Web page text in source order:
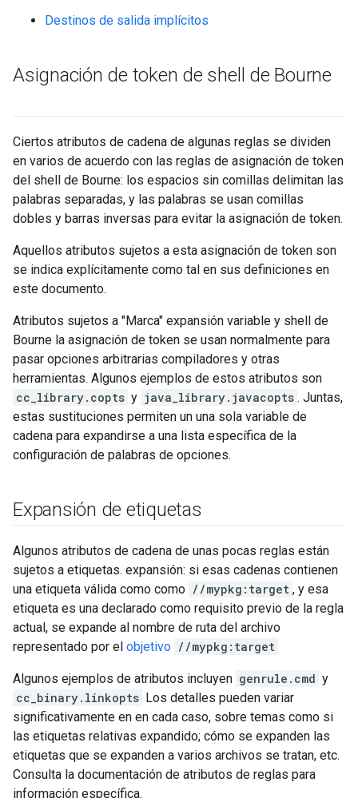
Destinos de salida implícitos
Asignación de token de shell de Bourne
Ciertos atributos de cadena de algunas reglas se dividen
en varios de acuerdo con las reglas de asignación de token
del shell de Bourne: los espacios sin comillas delimitan las
palabras separadas, y las palabras se usan comillas
dobles y barras inversas para evitar la asignación de token.
Aquellos atributos sujetos a esta asignación de token son
se indica explícitamente como tal en sus definiciones en
este documento.
Atributos sujetos a "Marca" expansión variable y shell de
Bourne la asignación de token se usan normalmente para
pasar opciones arbitrarias compiladores y otras
herramientas. Algunos ejemplos de estos atributos son
cc_library.copts y java_library.javacopts . Juntas,
estas sustituciones permiten un una sola variable de
cadena para expandirse a una lista específica de la
configuración de palabras de opciones.
Expansión de etiquetas
Algunos atributos de cadena de unas pocas reglas están
sujetos a etiquetas. expansión: si esas cadenas contienen
una etiqueta válida como como //mypkg:target , y esa
etiqueta es una declarado como requisito previo de la regla
actual, se expande al nombre de ruta del archivo
representado por el objetivo //mypkg:target
Algunos ejemplos de atributos incluyen genrule.cmd y
cc_binary.linkopts Los detalles pueden variar
significativamente en en cada caso, sobre temas como si
las etiquetas relativas expandido; cómo se expanden las
etiquetas que se expanden a varios archivos se tratan, etc.
Consulta la documentación de atributos de reglas para
información específica.